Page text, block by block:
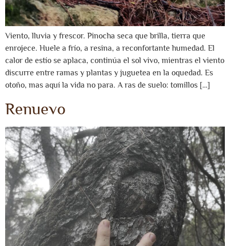
Viento, lluvia y frescor. Pinocha seca que brilla, tierra que
enrojece. Huele a frío, a resina, a reconfortante humedad. El
calor de estío se aplaca, continúa el sol vivo, mientras el viento
discurre entre ramas y plantas y juguetea en la oquedad. Es
otoño, mas aquí la vida no para. A ras de suelo: tomillos […]
Renuevo